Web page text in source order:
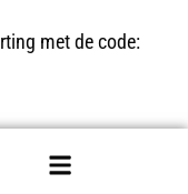
met de code: